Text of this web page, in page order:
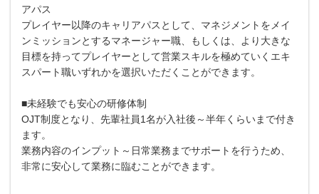
アパス
プレイヤー以降のキャリアパスとして、マネジメントをメイ
ンミッションとするマネージャー職、もしくは、より大きな
目標を持ってプレイヤーとして営業スキルを極めていくエキ
スパート職いずれかを選択いただくことができます。
■未経験でも安心の研修体制
OJT制度となり、先輩社員1名が入社後～半年くらいまで付き
ます。
業務内容のインプット～日常業務までサポートを行うため、
非常に安心して業務に臨むことができます。